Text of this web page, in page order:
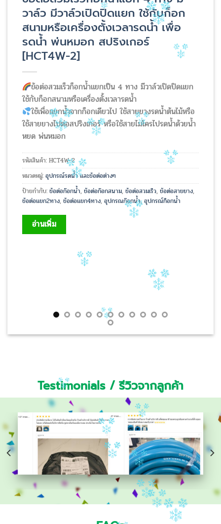
วาล์ว มีวาล์วเปิดปิดแยก ใช้กับก็อก
สนามหรือเครื่องตั้งเวลารดน้ำ เพื่อ
รดน้ำ พ่นหมอก สปริงเกอร์
[HCT4W-2]
ข้อต่อสวมเร็วก็อกน้ำแยกเป็น 4 ทาง มีวาล์วเปิดปิดแยก
ใช้กับก็อกสนามหรือเครื่องตั้งเวลารดน้ำ
ใช้เพื่อแยกน้ำจากก็อกเดียวไป ใช้สายยางรดน้ำต้นไม้หรือ
ใช้สายยางไปต่อสปริงเกอร์ หรือใช้สายไมโครไปรดน้ำด้วยน้ำ
หยด พ่นหมอก
รหัสสินค้า: HCT4W-2
หมวดหมู่: อุปกรณ์รดน้ำ และข้อต่อต่างๆ
ป้ายกำกับ: ข้อต่อก๊อกน้ำ, ข้อต่อก๊อกสนาม, ข้อต่อสวมเร็ว, ข้อต่อสายยาง,
ข้อต่อแยก2ทาง, ข้อต่อแยก4ทาง, อุปกรณก๊อกน้ำ,อุปกรณ์ก็อกน้ำ
อ่านเพิ่ม
Testimonials / รีวิวจากลูกค้า